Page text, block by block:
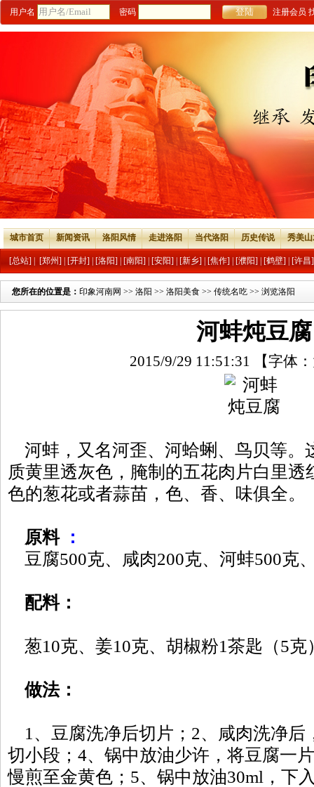
用户名 密码 注册会员
城市首页 新闻资讯 洛阳风情 走进洛阳 当代洛阳 历史传说 秀美
[总站] [郑州] [开封] [洛阳] [南阳] [安阳] [新乡] [焦作] [濮阳] [鹤壁] [许昌]
您所在的位置是： 印象河南网 >> 洛阳 >> 洛阳美食 >> 传统名吃 >> 浏览洛阳
河蚌炖豆腐
2015/9/29 11:51:31 【字体：
河蚌，又名河歪、河蛤蜊、鸟贝等。
质黄里透灰色，腌制的五花肉片白里
色的葱花或者蒜苗，色、香、味俱全。
原料
：
豆腐500克、咸肉200克、河蚌500克
配料：
葱10克、姜10克、胡椒粉1茶匙（5克
做法：
1、豆腐洗净后切片；2、咸肉洗净后
切小段；4、锅中放油少许，将豆腐一
慢煎至金黄色；5、锅中放油30ml，下